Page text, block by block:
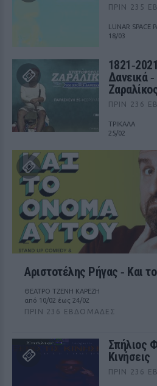
ΠΡΙΝ 235
LUNAR SPACE
18/03
Δανεικά
ΠΡΙΝ 236
ΤΡΙΚΑΛΑ
25/02
Αριστοτέλης Ρήγας ‑ Kαι
ΘΕΑΤΡΟ ΤΖΕΝΗ ΚΑΡΕΖΗ
από 10/02 έως 24/02
ΠΡΙΝ 236 ΕΒΔΟΜΆΔΕΣ
Σπήλιος
Κινήσεις
ΠΡΙΝ 236